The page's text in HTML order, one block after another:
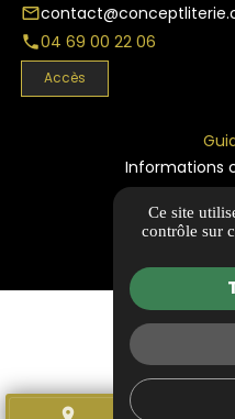
place
mail_outline
phone04 69 00 22 06
Accès
Informations
Politique
Ce site
contrôle sur